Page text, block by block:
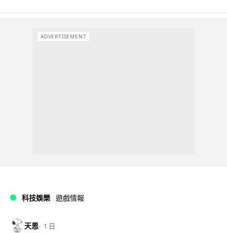
ADVERTISEMENT
科技娛樂 遊戲情報
天恩 1 日